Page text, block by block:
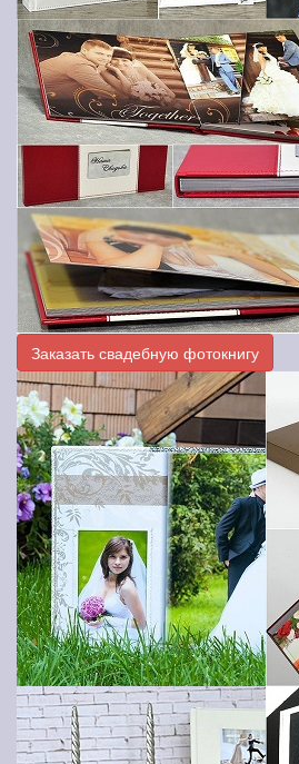
Заказать свадебную фотокнигу